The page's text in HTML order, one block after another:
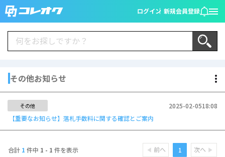
ログイン 新規会員登録
その他お知らせ
その他 2025-02-0518:08
【重要なお知らせ】落札手数料に関する確認とご案内
合計 1 件中 1 - 1 件を表示 前へ 1 次へ